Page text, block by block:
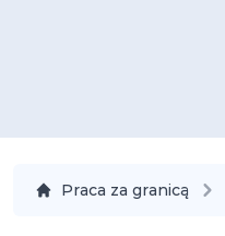
Praca za granicą